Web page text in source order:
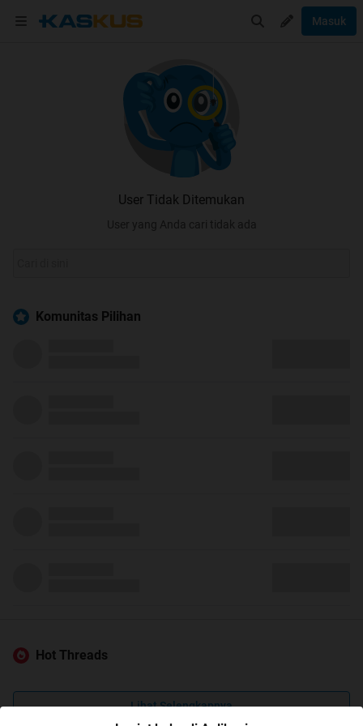
Masuk
User Tidak Ditemukan
User yang Anda cari tidak ada
Komunitas Pilihan
Hot Threads
Lihat Selengkapnya